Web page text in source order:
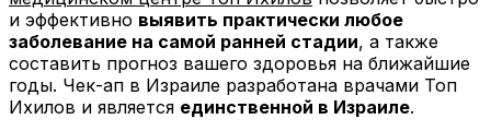
и эффективно выявить практически любое
заболевание на самой ранней стадии, а также
составить прогноз вашего здоровья на ближайшие
годы. Чек-ап в Израиле разработана врачами Топ
Ихилов и является единственной в Израиле.